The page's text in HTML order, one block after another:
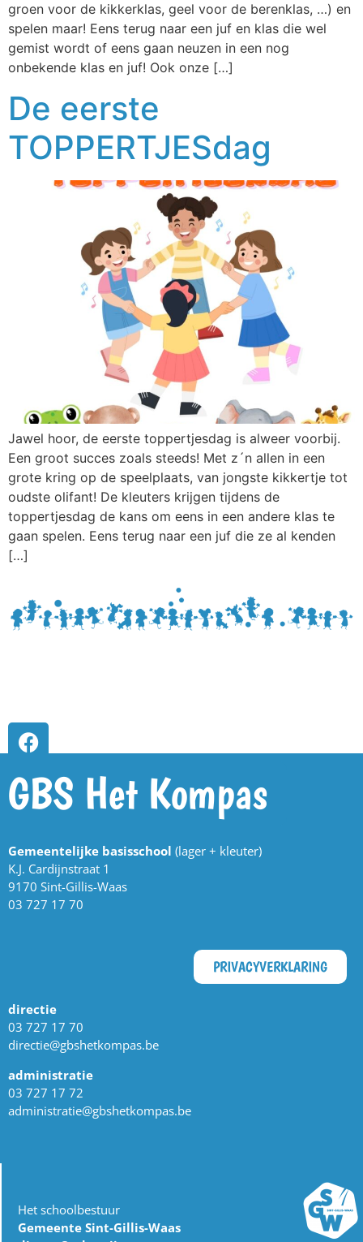
groen voor de kikkerklas, geel voor de berenklas, …) en
spelen maar! Eens terug naar een juf en klas die wel
gemist wordt of eens gaan neuzen in een nog
onbekende klas en juf! Ook onze […]
De eerste
TOPPERTJESdag
Jawel hoor, de eerste toppertjesdag is alweer voorbij.
Een groot succes zoals steeds! Met z´n allen in een
grote kring op de speelplaats, van jongste kikkertje tot
oudste olifant! De kleuters krijgen tijdens de
toppertjesdag de kans om eens in een andere klas te
gaan spelen. Eens terug naar een juf die ze al kenden
[…]
GBS Het Kompas
Gemeentelijke basisschool (lager + kleuter)
K.J. Cardijnstraat 1
9170 Sint-Gillis-Waas
03 727 17 70
PRIVACYVERKLARING
directie
03 727 17 70
directie@gbshetkompas.be
administratie
03 727 17 72
administratie@gbshetkompas.be
Het schoolbestuur
Gemeente Sint-Gillis-Waas